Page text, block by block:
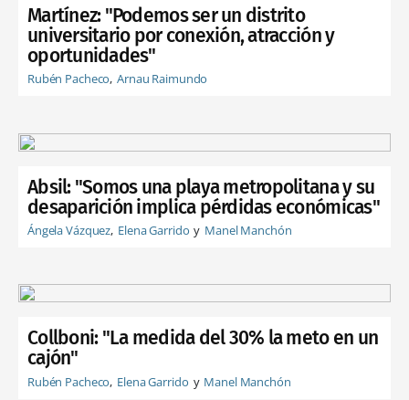
Martínez: "Podemos ser un distrito
universitario por conexión, atracción y
oportunidades"
Rubén Pacheco Arnau Raimundo
Absil: "Somos una playa metropolitana y su
desaparición implica pérdidas económicas"
Ángela Vázquez Elena Garrido Manel Manchón
Collboni: "La medida del 30% la meto en un
cajón"
Rubén Pacheco Elena Garrido Manel Manchón